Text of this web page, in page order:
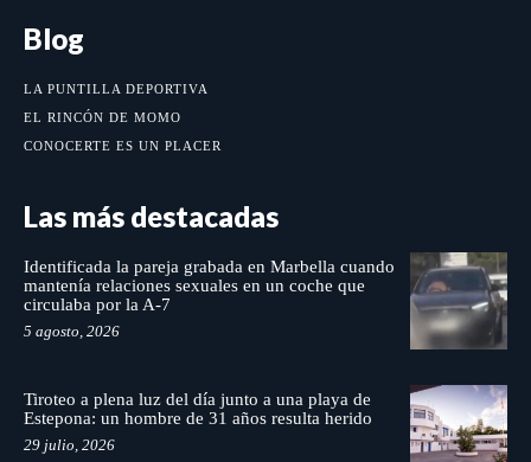
Blog
LA PUNTILLA DEPORTIVA
EL RINCÓN DE MOMO
CONOCERTE ES UN PLACER
Las más destacadas
Identificada la pareja grabada en Marbella cuando
mantenía relaciones sexuales en un coche que
circulaba por la A-7
5 agosto, 2026
Tiroteo a plena luz del día junto a una playa de
Estepona: un hombre de 31 años resulta herido
29 julio, 2026